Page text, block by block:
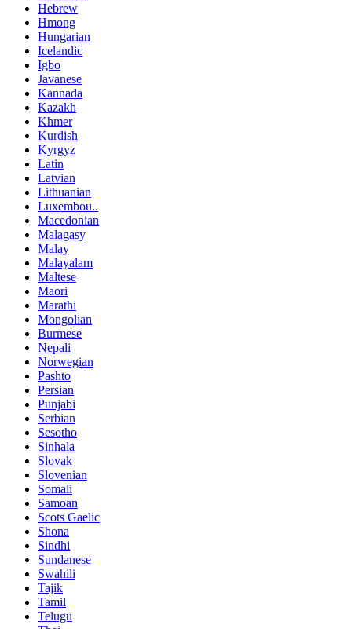
Hebrew
Hmong
Hungarian
Icelandic
Igbo
Javanese
Kannada
Kazakh
Khmer
Kurdish
Kyrgyz
Latin
Latvian
Lithuanian
Luxembou..
Macedonian
Malagasy
Malay
Malayalam
Maltese
Maori
Marathi
Mongolian
Burmese
Nepali
Norwegian
Pashto
Persian
Punjabi
Serbian
Sesotho
Sinhala
Slovak
Slovenian
Somali
Samoan
Scots Gaelic
Shona
Sindhi
Sundanese
Swahili
Tajik
Tamil
Telugu